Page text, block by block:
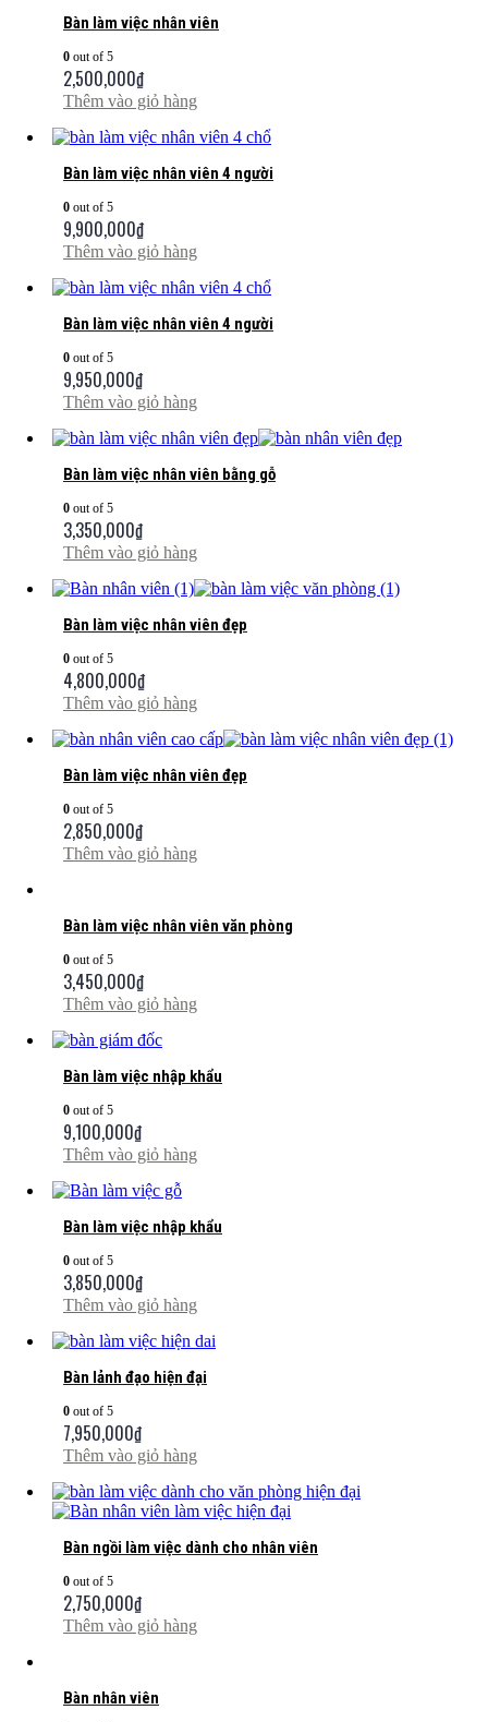
Bàn làm việc nhân viên
0 out of 5
2,500,000₫
Thêm vào giỏ hàng
Bàn làm việc nhân viên 4 người
0 out of 5
9,900,000₫
Thêm vào giỏ hàng
Bàn làm việc nhân viên 4 người
0 out of 5
9,950,000₫
Thêm vào giỏ hàng
Bàn làm việc nhân viên bằng gỗ
0 out of 5
3,350,000₫
Thêm vào giỏ hàng
Bàn làm việc nhân viên đẹp
0 out of 5
4,800,000₫
Thêm vào giỏ hàng
Bàn làm việc nhân viên đẹp
0 out of 5
2,850,000₫
Thêm vào giỏ hàng
Bàn làm việc nhân viên văn phòng
0 out of 5
3,450,000₫
Thêm vào giỏ hàng
Bàn làm việc nhập khẩu
0 out of 5
9,100,000₫
Thêm vào giỏ hàng
Bàn làm việc nhập khẩu
0 out of 5
3,850,000₫
Thêm vào giỏ hàng
Bàn lảnh đạo hiện đại
0 out of 5
7,950,000₫
Thêm vào giỏ hàng
Bàn ngồi làm việc dành cho nhân viên
0 out of 5
2,750,000₫
Thêm vào giỏ hàng
Bàn nhân viên